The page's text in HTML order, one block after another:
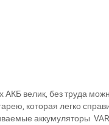
АКБ велик, без труда
которая легко
аккумуляторы